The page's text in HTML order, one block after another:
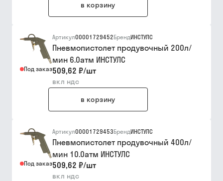
в корзину
Под заказ
Артикул00001729452БрендИНСТУЛС
Пневмопистолет продувочный 200л/
мин 6.0атм ИНСТУЛС
509,62 ₽/шт
вкл ндс
в корзину
Под заказ
Артикул00001729453БрендИНСТУЛС
Пневмопистолет продувочный 400л/
мин 10.0атм ИНСТУЛС
509,62 ₽/шт
вкл ндс